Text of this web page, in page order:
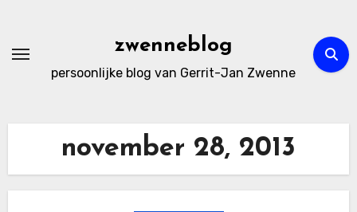
de
zwenneblog
persoonlijke blog van Gerrit-Jan Zwenne
november 28, 2013